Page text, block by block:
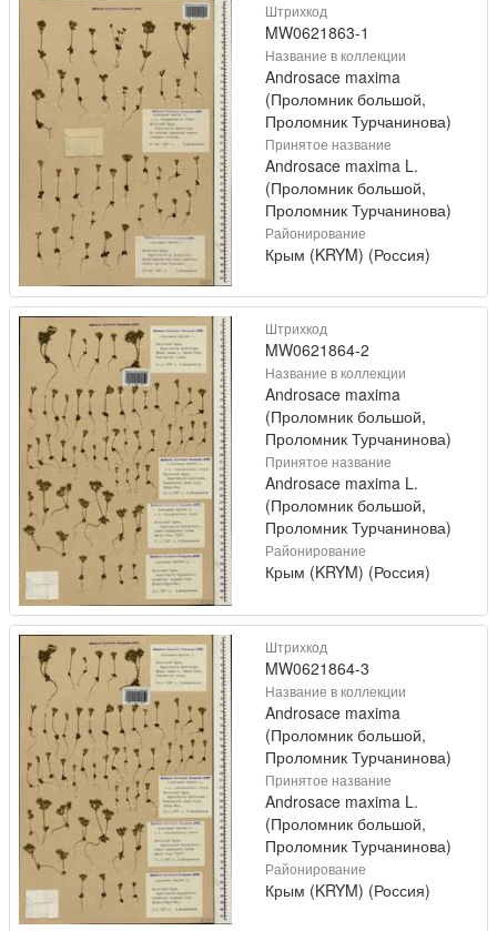
Штрихкод
MW0621863-1
Название в коллекции
Androsace maxima
(Проломник большой,
Проломник Турчанинова)
Принятое название
Androsace maxima L.
(Проломник большой,
Проломник Турчанинова)
Районирование
Крым (KRYM) (Россия)
Штрихкод
MW0621864-2
Название в коллекции
Androsace maxima
(Проломник большой,
Проломник Турчанинова)
Принятое название
Androsace maxima L.
(Проломник большой,
Проломник Турчанинова)
Районирование
Крым (KRYM) (Россия)
Штрихкод
MW0621864-3
Название в коллекции
Androsace maxima
(Проломник большой,
Проломник Турчанинова)
Принятое название
Androsace maxima L.
(Проломник большой,
Проломник Турчанинова)
Районирование
Крым (KRYM) (Россия)